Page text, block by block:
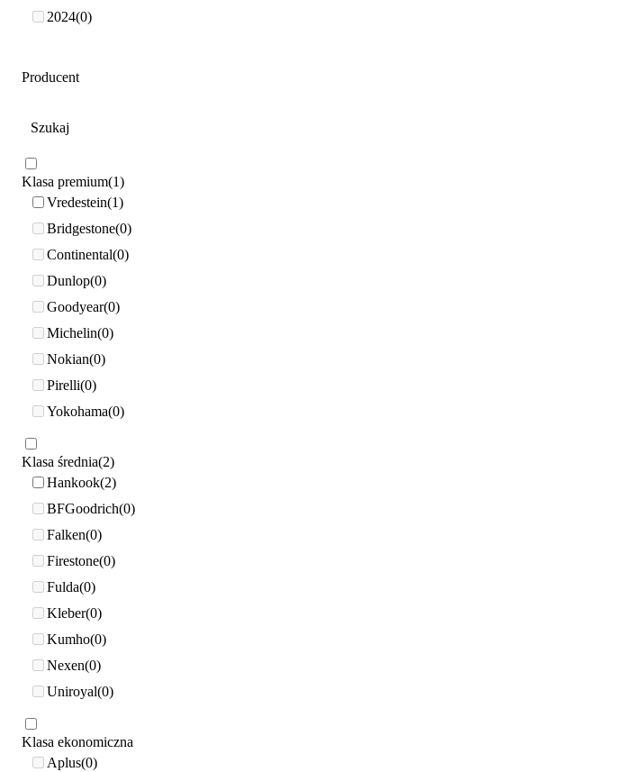
2024 0
Producent
Klasa premium 1
Vredestein 1
Bridgestone 0
Continental 0
Dunlop 0
Goodyear 0
Michelin 0
Nokian 0
Pirelli 0
Yokohama 0
Klasa średnia 2
Hankook 2
BFGoodrich 0
Falken 0
Firestone 0
Fulda 0
Kleber 0
Kumho 0
Nexen 0
Uniroyal 0
Klasa ekonomiczna
Aplus 0